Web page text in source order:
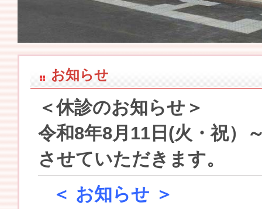
お知らせ
＜休診のお知らせ＞
令和8年8月11日(火・祝）
させていただきます。
＜ お知らせ ＞